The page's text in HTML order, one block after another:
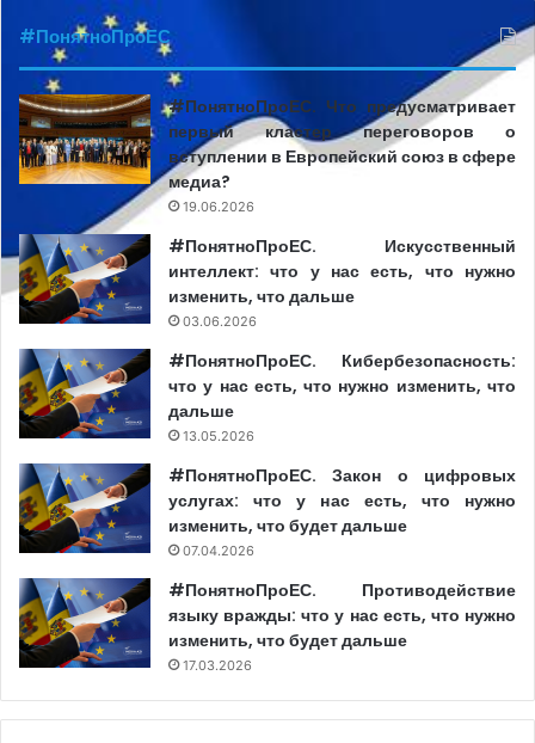
стороны властей страны происхождения,
негосударственных структур или преступных
организаций. Более того, люди, происходящие из
другого социо-культурного контекста, где СМИ играют
ограниченную роль, могут не осознавать и не быть в
состоянии предвидеть все последствия своего
решения появиться в массмедиа;
● консультироваться со специалистами и
организациями, имеющими конкретный опыт в этой
области, чтобы предоставить общественности четкую
и исчерпывающую информацию, которая бы
анализировала причины этих явлений.
В целях повышения качества историй о мигрантах и
миграции, основываясь на правах человека,
Международная организация по миграции (МОМ), со
своей стороны, выдвигает и другие предложения:
Чтобы не путать термины, журналисты могут
обратиться кГлоссарию МОМ по миграцииили
поискать возможности для развития с помощью
объяснение феномена миграции;
#ПонятноПроЕС
#ПонятноПроЕС. Что предусматривает
первый кластер переговоров о
вступлении в Европейский союз в сфере
медиа?
19.06.2026
#ПонятноПроЕС. Искусственный
интеллект: что у нас есть, что нужно
изменить, что дальше
03.06.2026
#ПонятноПроЕС. Кибербезопасность:
что у нас есть, что нужно изменить, что
дальше
13.05.2026
#ПонятноПроЕС. Закон о цифровых
услугах: что у нас есть, что нужно
изменить, что будет дальше
07.04.2026
#ПонятноПроЕС. Противодействие
языку вражды: что у нас есть, что нужно
изменить, что будет дальше
17.03.2026